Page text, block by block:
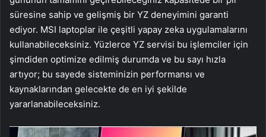
süresine sahip ve gelişmiş bir YZ deneyimini garanti
ediyor. MSI laptoplar ile çeşitli yapay zeka uygulamalarını
kullanabileceksiniz. Yüzlerce YZ servisi bu işlemciler için
şimdiden optimize edilmiş durumda ve bu sayı hızla
artıyor; bu sayede sisteminizin performansı ve
kaynaklarından gelecekte de en iyi şekilde
yararlanabileceksiniz.